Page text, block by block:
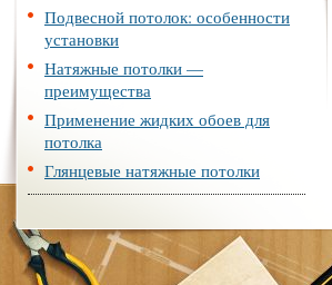
Подвесной потолок: особенности
установки
Натяжные потолки —
преимущества
Применение жидких обоев для
потолка
Глянцевые натяжные потолки